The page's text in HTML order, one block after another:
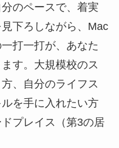
のペースで、着実
下ろしながら、Mac
打一打が、あなた
す。大規模校のス
、自分のライフス
を手に入れたい方
プレイス（第3の居